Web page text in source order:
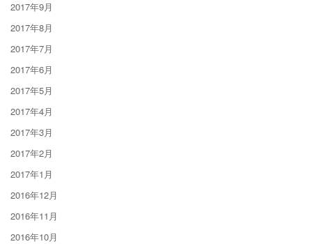
2017年9月
2017年8月
2017年7月
2017年6月
2017年5月
2017年4月
2017年3月
2017年2月
2017年1月
2016年12月
2016年11月
2016年10月